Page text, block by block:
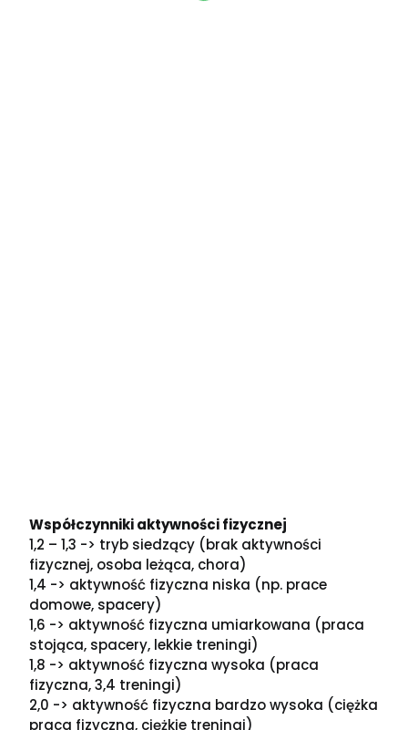
Współczynniki aktywności fizycznej
1,2 – 1,3 -> tryb siedzący (brak aktywności
fizycznej, osoba leżąca, chora)
1,4 -> aktywność fizyczna niska (np. prace
domowe, spacery)
1,6 -> aktywność fizyczna umiarkowana (praca
stojąca, spacery, lekkie treningi)
1,8 -> aktywność fizyczna wysoka (praca
fizyczna, 3,4 treningi)
2,0 -> aktywność fizyczna bardzo wysoka (ciężka
praca fizyczna, ciężkie treningi)